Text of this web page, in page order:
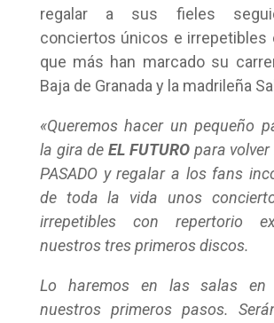
regalar a sus fieles
conciertos únicos e irrepetibles
que más han marcado su
Baja de Granada y la madrileña
«Queremos hacer un pequeño
la gira deEL FUTURO para
PASADO y regalar a los fans
de toda la vida unos
irrepetibles con repertorio
nuestros tres primeros discos.
Lo haremos en las salas en
nuestros primeros pasos.